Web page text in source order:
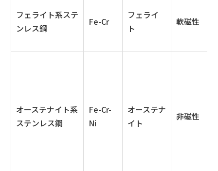
フェライト系ステ
ンレス鋼
Fe-Cr
フェライ
ト
軟磁性
オーステナイト系
ステンレス鋼
Fe-Cr-
Ni
オーステナ
イト
非磁性